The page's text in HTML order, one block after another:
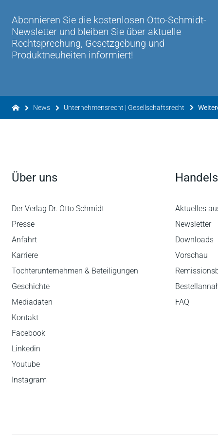
Abonnieren Sie die kostenlosen Otto-Schmidt-
Newsletter und bleiben Sie über aktuelle
Rechtsprechung, Gesetzgebung und
Produktneuheiten informiert!
News Unternehmensrecht | Gesellschaftsrecht
Über uns
Der Verlag Dr. Otto Schmidt
Presse
Anfahrt
Karriere
Tochterunternehmen & Beteiligungen
Geschichte
Mediadaten
Kontakt
Facebook
Linkedin
Youtube
Instagram
Aktuelles
Newsletter
Downloads
Vorschau
FAQ